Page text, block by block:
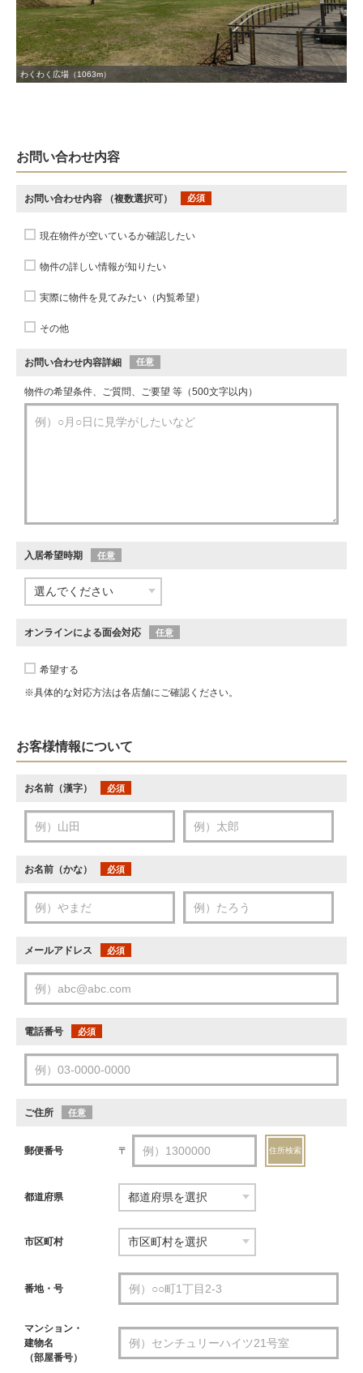
わくわく広場（1063m）
お問い合わせ内容
お問い合わせ内容 （複数選択可） 必須
現在物件が空いているか確認したい
物件の詳しい情報が知りたい
実際に物件を見てみたい（内覧希望）
その他
お問い合わせ内容詳細 任意
物件の希望条件、ご質問、ご要望 等（500文字以内）
入居希望時期 任意
オンラインによる面会対応 任意
希望する
※具体的な対応方法は各店舗にご確認ください。
お客様情報について
お名前（漢字） 必須
お名前（かな） 必須
メールアドレス 必須
電話番号 必須
ご住所 任意
郵便番号 〒 住所検索
都道府県
市区町村
番地・号
マンション・
建物名
（部屋番号）